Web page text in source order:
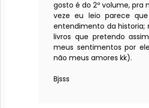
gosto é do 2º volume, pra
veze eu leio parece
entendimento da historia;
livros que pretendo
meus sentimentos por
não meus amores kk).
Bjsss